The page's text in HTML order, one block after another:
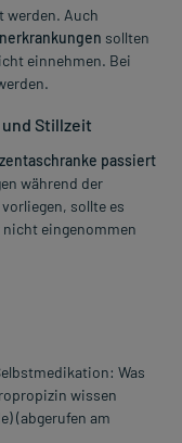
werden. Auch
sollten
einnehmen. Bei
Stillzeit
passiert
während der
sollte es
eingenommen
Was
wissen
(abgerufen am